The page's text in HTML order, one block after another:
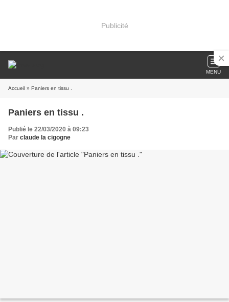
Publicité
MENU
Accueil » Paniers en tissu .
Paniers en tissu .
Publié le 22/03/2020 à 09:23
Par claude la cigogne